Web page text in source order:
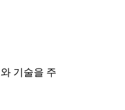
기술을 주